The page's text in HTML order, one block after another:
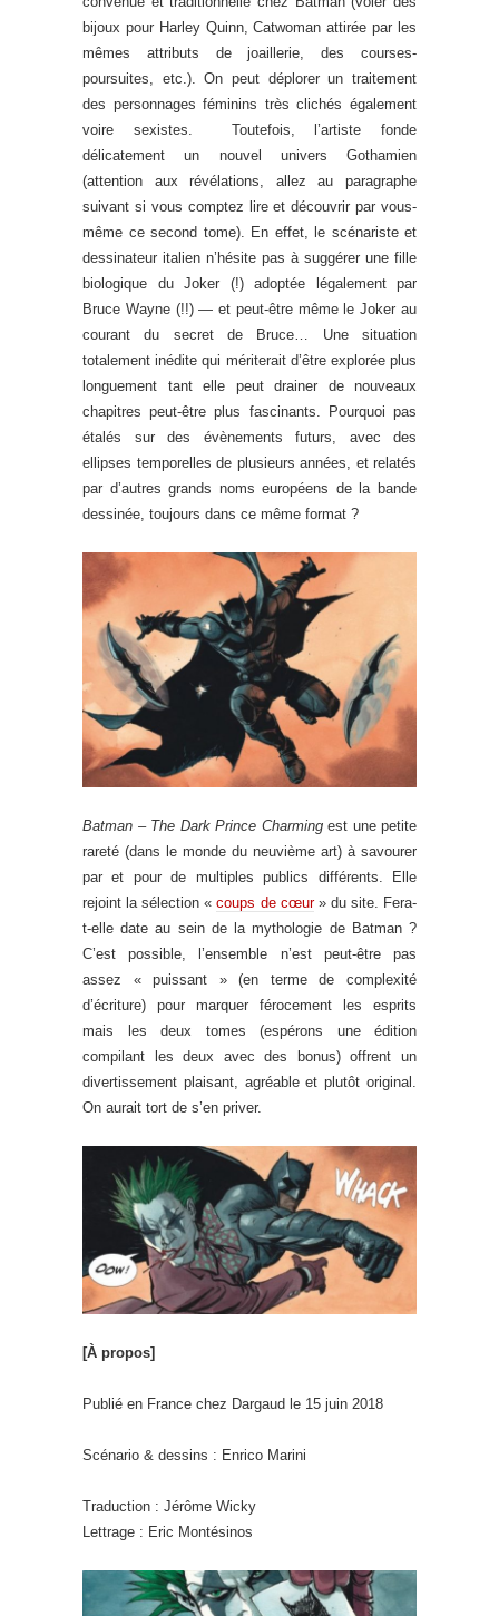
bijoux pour Harley Quinn, Catwoman attirée par les
mêmes attributs de joaillerie, des courses-
poursuites, etc.). On peut déplorer un traitement
des personnages féminins très clichés également
voire sexistes. Toutefois, l’artiste fonde
délicatement un nouvel univers Gothamien
(attention aux révélations, allez au paragraphe
suivant si vous comptez lire et découvrir par vous-
même ce second tome). En effet, le scénariste et
dessinateur italien n’hésite pas à suggérer une fille
biologique du Joker (!) adoptée légalement par
Bruce Wayne (!!) — et peut-être même le Joker au
courant du secret de Bruce… Une situation
totalement inédite qui mériterait d’être explorée plus
longuement tant elle peut drainer de nouveaux
chapitres peut-être plus fascinants. Pourquoi pas
étalés sur des évènements futurs, avec des
ellipses temporelles de plusieurs années, et relatés
par d’autres grands noms européens de la bande
dessinée, toujours dans ce même format ?
Batman – The Dark Prince Charmingest une petite
rareté (dans le monde du neuvième art) à savourer
par et pour de multiples publics différents. Elle
rejoint la sélection «coups de cœur» du site. Fera-
t-elle date au sein de la mythologie de Batman ?
C’est possible, l’ensemble n’est peut-être pas
assez « puissant » (en terme de complexité
d’écriture) pour marquer férocement les esprits
mais les deux tomes (espérons une édition
compilant les deux avec des bonus) offrent un
divertissement plaisant, agréable et plutôt original.
On aurait tort de s’en priver.
[À propos]
Publié en France chez Dargaud le 15 juin 2018
Scénario & dessins : Enrico Marini
Traduction : Jérôme Wicky
Lettrage : Eric Montésinos